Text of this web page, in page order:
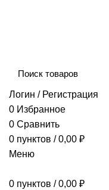
Логин / Регистрация
0 Избранное
0 Сравнить
0 пунктов / 0,00 ₽
Меню
0 пунктов / 0,00 ₽